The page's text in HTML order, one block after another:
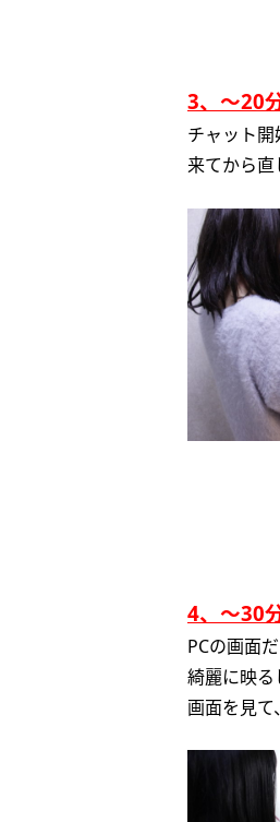
3、～20
チャット
来てから
4、～30
PCの画面
綺麗に映る
画面を見て